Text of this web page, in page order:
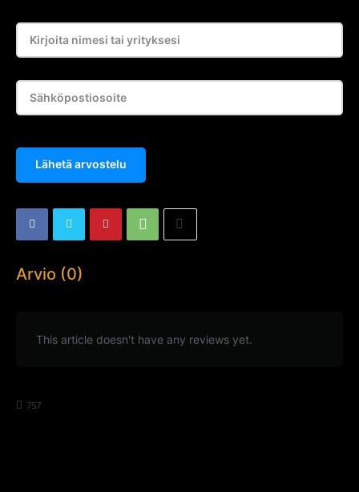
Lähetä arvostelu
Arvio (0)
This article doesn't have any reviews yet.
757